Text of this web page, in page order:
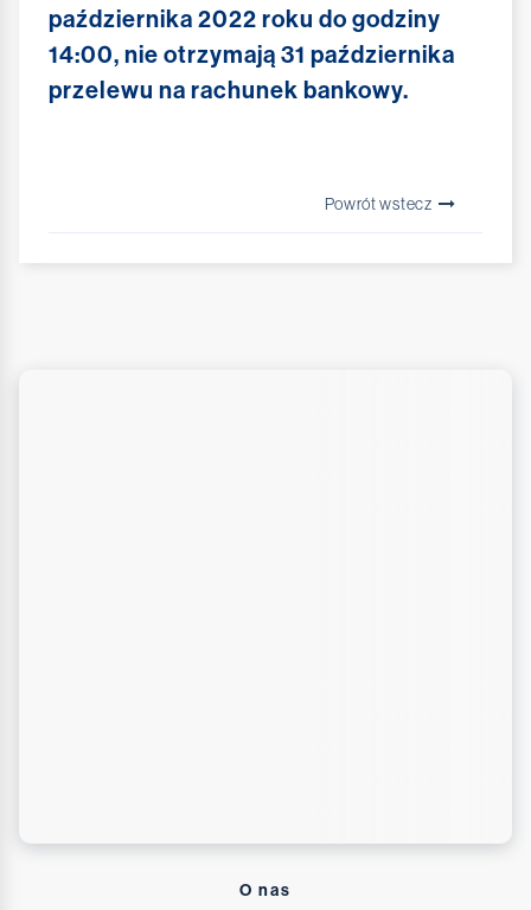
października 2022 roku do godziny
14:00, nie otrzymają 31 października
przelewu na rachunek bankowy.
Powrót wstecz
O nas